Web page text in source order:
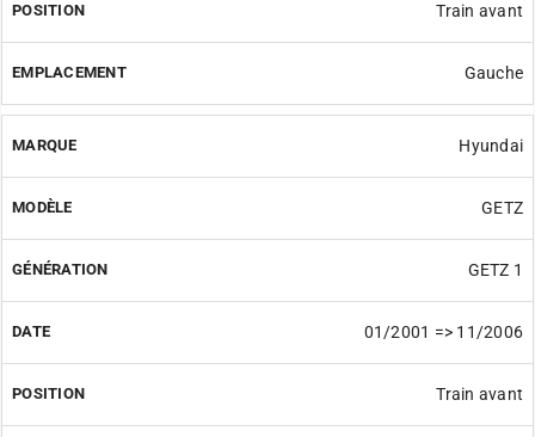
Train avant
Gauche
Hyundai
GETZ
GETZ 1
01/2001 => 11/2006
Train avant